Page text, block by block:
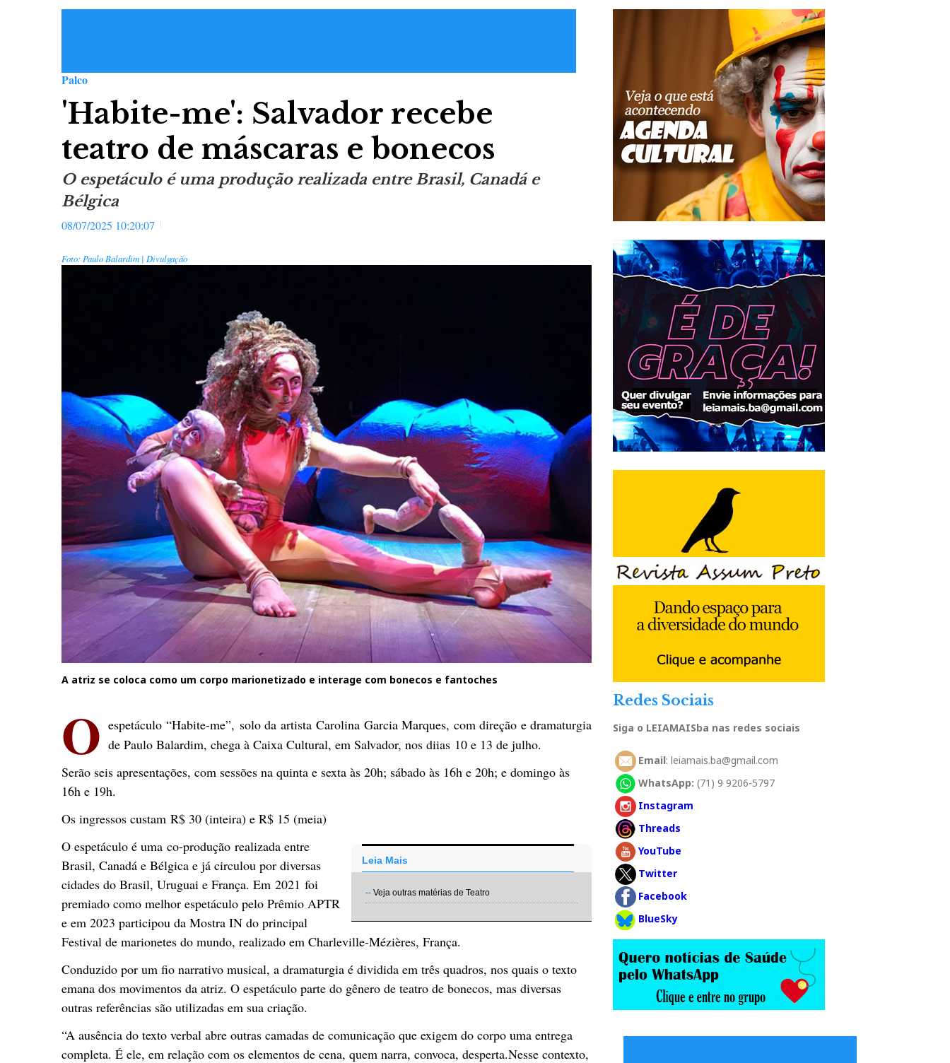
Palco
'Habite-me': Salvador recebe
teatro de máscaras e bonecos
O espetáculo é uma produção realizada entre Brasil, Canadá e
Bélgica
08/07/2025 10:20:07
Foto: Paulo Balardim | Divulgação
A atriz se coloca como um corpo marionetizado e interage com bonecos e fantoches
O espetáculo “Habite-me”, solo da artista Carolina Garcia Marques, com direção e dramaturgia
de Paulo Balardim, chega à Caixa Cultural, em Salvador, nos diias 10 e 13 de julho.
Serão seis apresentações, com sessões na quinta e sexta às 20h; sábado às 16h e 20h; e domingo às
16h e 19h.
Os ingressos custam R$ 30 (inteira) e R$ 15 (meia)
Leia Mais
-- Veja outras matérias de Teatro
O espetáculo é uma co-produção realizada entre
Brasil, Canadá e Bélgica e já circulou por diversas
cidades do Brasil, Uruguai e França. Em 2021 foi
premiado como melhor espetáculo pelo Prêmio APTR
e em 2023 participou da Mostra IN do principal
Festival de marionetes do mundo, realizado em Charleville-Mézières, França.
Conduzido por um fio narrativo musical, a dramaturgia é dividida em três quadros, nos quais o texto
emana dos movimentos da atriz. O espetáculo parte do gênero de teatro de bonecos, mas diversas
outras referências são utilizadas em sua criação.
“A ausência do texto verbal abre outras camadas de comunicação que exigem do corpo uma entrega
completa. É ele, em relação com os elementos de cena, quem narra, convoca, desperta.Nesse contexto,
Redes Sociais
Siga o LEIAMAISba nas redes sociais
Email: leiamais.ba@gmail.com
WhatsApp: (71) 9 9206-5797
Instagram
Threads
YouTube
Twitter
Facebook
BlueSky